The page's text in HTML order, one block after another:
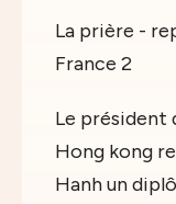
La prière -
France 2
Le président
Hong kong
Hanh un